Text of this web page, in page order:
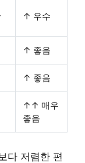
↑ 우수
↑ 좋음
↑ 좋음
↑↑ 매우
좋음
다 저렴한 편